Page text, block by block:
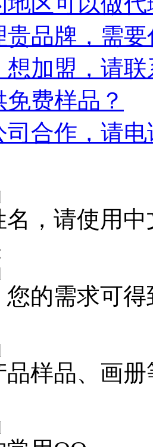
贵品牌，需
想加盟，请
费样品？
司合作，请
名，请使用中
的需求可
品样品、画